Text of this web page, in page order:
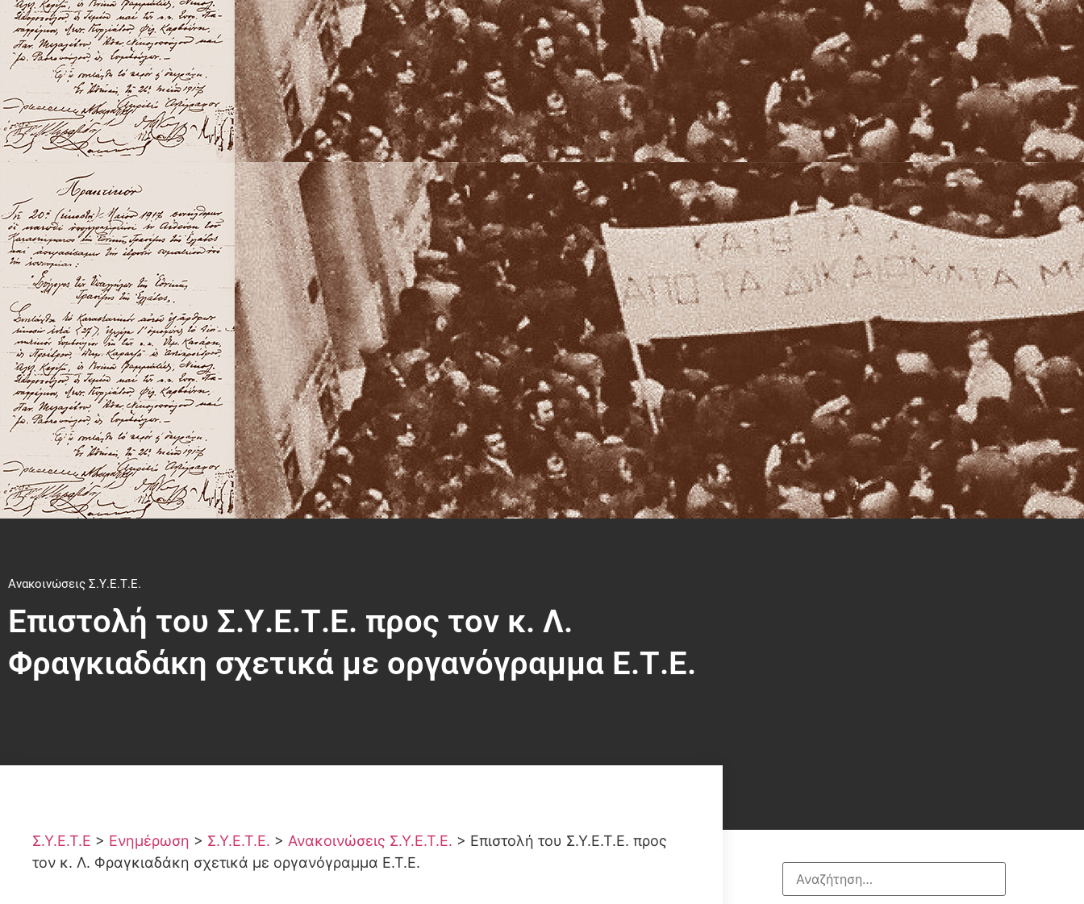
Ανακοινώσεις Σ.Υ.Ε.Τ.Ε.
Επιστολή του Σ.Υ.Ε.Τ.Ε. προς τον κ. Λ.
Φραγκιαδάκη σχετικά με οργανόγραμμα Ε.Τ.Ε.
Σ.Υ.Ε.Τ.Ε > Ενημέρωση > Σ.Υ.Ε.Τ.Ε. > Ανακοινώσεις Σ.Υ.Ε.Τ.Ε. > Επιστολή του Σ.Υ.Ε.Τ.Ε. προς
τον κ. Λ. Φραγκιαδάκη σχετικά με οργανόγραμμα Ε.Τ.Ε.